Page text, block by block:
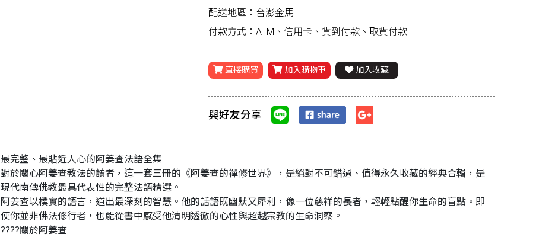
配送地區：台澎金馬
付款方式：ATM、信用卡、貨到付款、取貨付款
直接購買 加入購物車 加入收藏
與好友分享
最完整、最貼近人心的阿姜查法語全集
對於關心阿姜查教法的讀者，這一套三冊的《阿姜查的禪修世界》，是絕對不可錯過、值得永久收藏的經典合輯，是
現代南傳佛教最具代表性的完整法語精選。
阿姜查以樸實的語言，道出最深刻的智慧。他的話語既幽默又犀利，像一位慈祥的長者，輕輕點醒你生命的盲點。即
使你並非佛法修行者，也能從書中感受他清明透徹的心性與超越宗教的生命洞察。
????關於阿姜查